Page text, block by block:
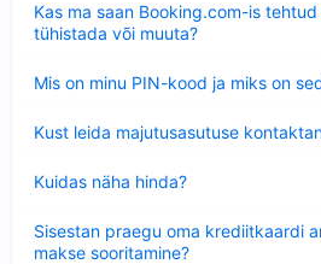
Kas ma saan Booking.com-is
tühistada või muuta?
Mis on minu PIN-kood ja miks on
Kust leida majutusasutuse
Kuidas näha hinda?
Sisestan praegu oma krediitkaardi
makse sooritamine?